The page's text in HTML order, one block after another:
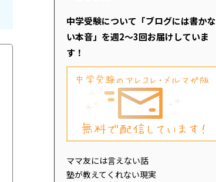
中学受験について「ブログには書かな
い本音」を週2～3回お届けしていま
す！
ママ友には言えない話
塾が教えてくれない現実